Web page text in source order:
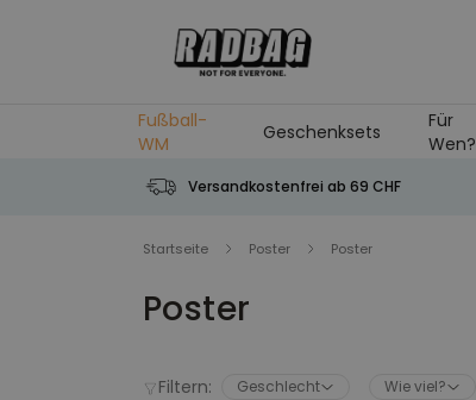
Fußball-
WM
Geschenksets
Für
Wen?
Versandkostenfrei ab 69 CHF
Startseite Poster Poster
Poster
Filtern: Geschlecht Wie viel?